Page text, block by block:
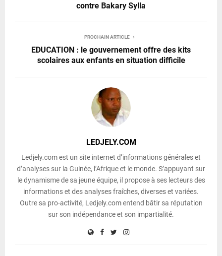
contre Bakary Sylla
PROCHAIN ARTICLE
EDUCATION : le gouvernement offre des kits
scolaires aux enfants en situation difficile
LEDJELY.COM
Ledjely.com est un site internet d’informations générales et
d’analyses sur la Guinée, l’Afrique et le monde. S’appuyant sur
le dynamisme de sa jeune équipe, il propose à ses lecteurs des
informations et des analyses fraîches, diverses et variées.
Outre sa pro-activité, Ledjely.com entend bâtir sa réputation
sur son indépendance et son impartialité.